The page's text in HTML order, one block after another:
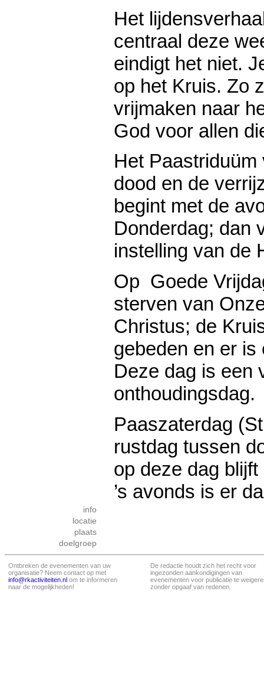
Het
centraal deze
eindigt het niet.
op het Kruis. Zo
vrijmaken naar
God voor allen
Het
dood en de
begint met de
Donderdag; dan
instelling van de
Op Goede
sterven van
Christus; de
gebeden en er
Deze dag is een
onthoudingsdag.
Paaszaterdag
rustdag tussen
op deze dag blijft
’s avonds is er
info
locatie
plaats
doelgroep
Ontbreken de evenementen van uw
organisatie? Neem contact op met
info@rkactiviteiten.nl om te informeren
naar de mogelijkheden!
De redactie houdt zich het recht voor
ingezonden aankondigingen van
evenementen voor publicatie te
zonder opgaaf van redenen.